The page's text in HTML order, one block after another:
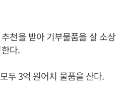
천을 받아 기부물품을 살 소상
다.
두 3억 원어치 물품을 산다.